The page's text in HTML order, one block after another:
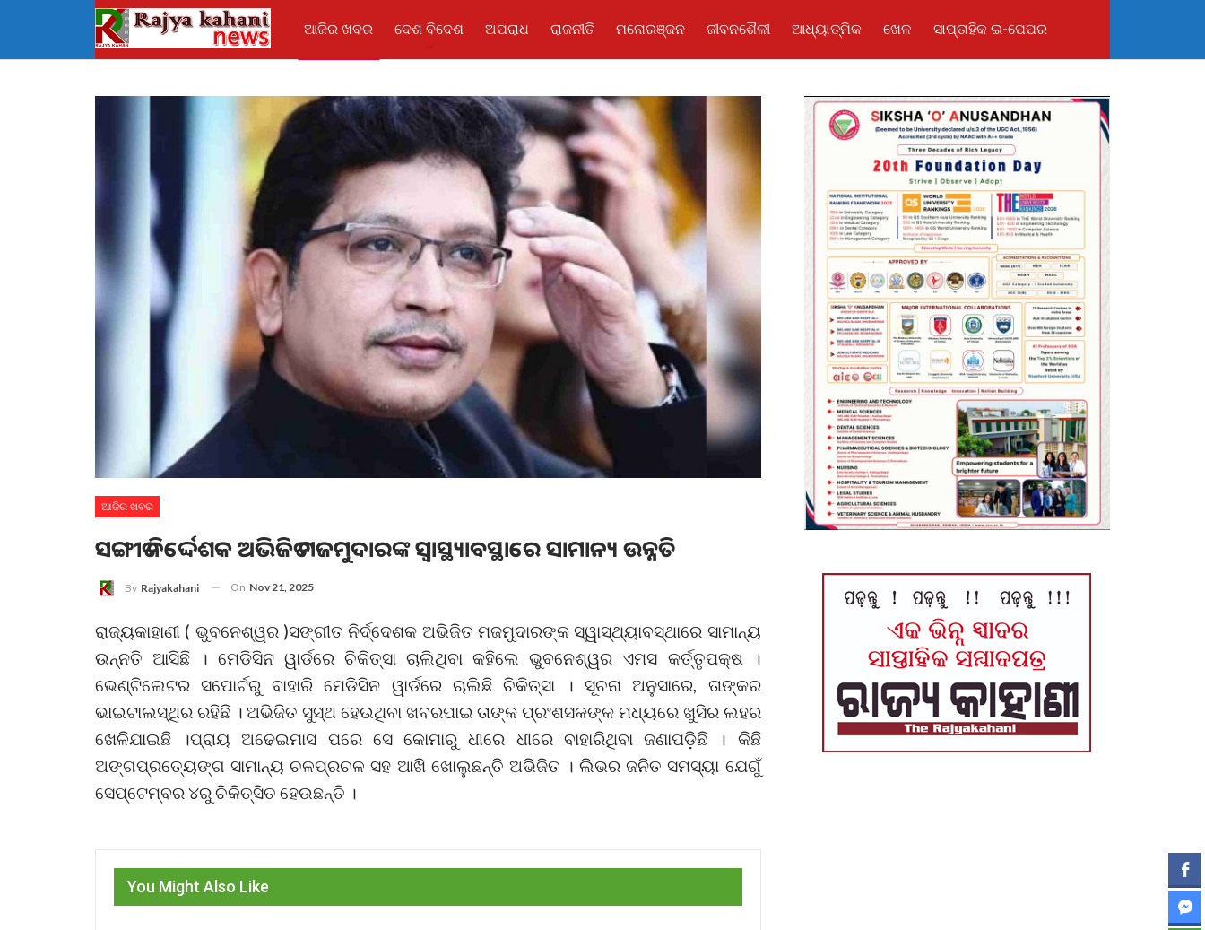
ଆଜିର ଖବର ଦେଶ ବିଦେଶ ଅପରାଧ ରାଜନୀତି ମନୋରଞ୍ଜନ ଜୀବନଶୈଳୀ ଆଧ୍ୟାତ୍ମିକ ଖେଳ ସାପ୍ତାହିକ ଇ-ପେପର
ଆଜିର ଖବର
ସଙ୍ଗୀତ ନିର୍ଦ୍ଦେଶକ ଅଭିଜିତ ମଜମୁଦାରଙ୍କ ସ୍ୱାସ୍ଥ୍ୟାବସ୍ଥାରେ ସାମାନ୍ୟ ଉନ୍ନତି
By Rajyakahani On Nov 21, 2025
ରାଜ୍ୟକାହାଣୀ ( ଭୁବନେଶ୍ୱର )ସଙ୍ଗୀତ ନିର୍ଦ୍ଦେଶକ ଅଭିଜିତ ମଜମୁଦାରଙ୍କ ସ୍ୱାସ୍ଥ୍ୟାବସ୍ଥାରେ ସାମାନ୍ୟ
ଉନ୍ନତି ଆସିଛି । ମେଡିସିନ ୱାର୍ଡରେ ଚିକିତ୍ସା ଚାଲିଥିବା କହିଲେ ଭୁବନେଶ୍ୱର ଏମସ କର୍ତ୍ତୃପକ୍ଷ ।
ଭେଣ୍ଟିଲେଟର ସପୋର୍ଟରୁ ବାହାରି ମେଡିସିନ ୱାର୍ଡରେ ଚାଲିଛି ଚିକିତ୍ସା । ସୂଚନା ଅନୁସାରେ, ତାଙ୍କର
ଭାଇଟାଲସ୍ଥିର ରହିଛି । ଅଭିଜିତ ସୁସ୍ଥ ହେଉଥିବା ଖବରପାଇ ତାଙ୍କ ପ୍ରଂଶସକଙ୍କ ମଧ୍ୟରେ ଖୁସିର ଲହର
ଖେଳିଯାଇଛି ।ପ୍ରାୟ ଅଢେଇମାସ ପରେ ସେ କୋମାରୁ ଧୀରେ ଧୀରେ ବାହାରିଥିବା ଜଣାପଡ଼ିଛି । କିଛି
ଅଙ୍ଗପ୍ରତ୍ୟେଙ୍ଗ ସାମାନ୍ୟ ଚଳପ୍ରଚଳ ସହ ଆଖି ଖୋଲୁଛନ୍ତି ଅଭିଜିତ । ଲିଭର ଜନିତ ସମସ୍ୟା ଯେଗୁଁ
ସେପ୍ଟେମ୍ବର ୪ରୁ ଚିକିତ୍ସିତ ହେଉଛନ୍ତି ।
You Might Also Like